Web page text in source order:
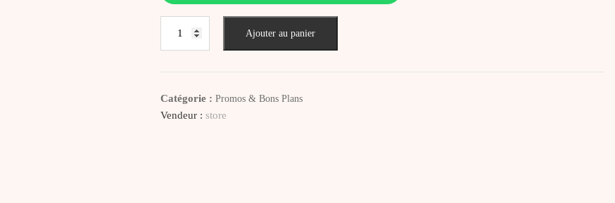
Ajouter au panier
Catégorie :Promos & Bons Plans
Vendeur :store